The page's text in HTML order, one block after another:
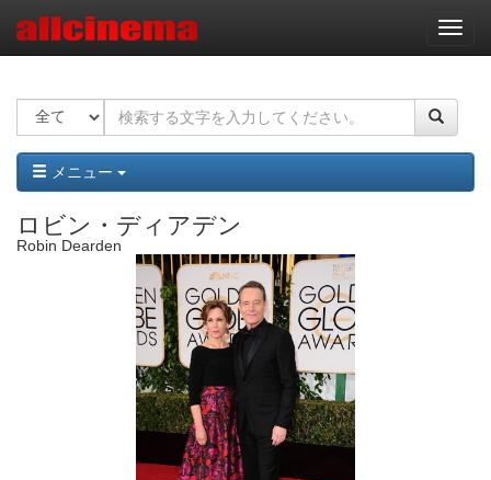
ナ
ビ
ー
ョ
ン
メニュー
ロビン・ディアデン
Robin Dearden